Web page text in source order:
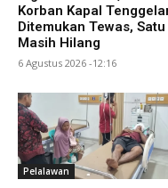
Korban Kapal
Ditemukan Tewas, Satu
Masih Hilang
6 Agustus 2026 -12:16
Pelalawan